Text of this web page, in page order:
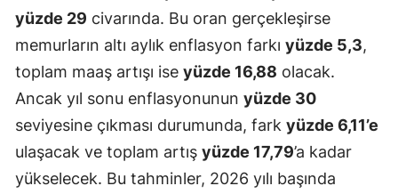
Yalova
Karabük
Kilis
Osmaniye
Düzce
yüzde 29 civarında. Bu oran gerçekleşirse
memurların altı aylık enflasyon farkı yüzde 5,3,
toplam maaş artışı ise yüzde 16,88 olacak.
Ancak yıl sonu enflasyonunun yüzde 30
seviyesine çıkması durumunda, fark yüzde 6,11’e
ulaşacak ve toplam artış yüzde 17,79’a kadar
yükselecek. Bu tahminler, 2026 yılı başında